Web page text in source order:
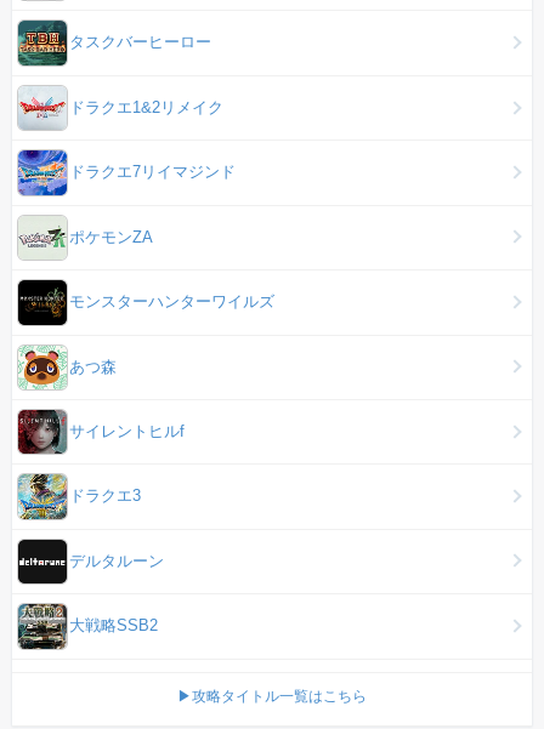
タスクバーヒーロー
ドラクエ1&2リメイク
ドラクエ7リイマジンド
ポケモンZA
モンスターハンターワイルズ
あつ森
サイレントヒルf
ドラクエ3
デルタルーン
大戦略SSB2
▶攻略タイトル一覧はこちら